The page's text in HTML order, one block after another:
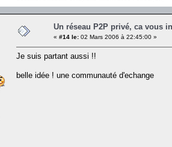
Un réseau P2P privé, ca vous
« #14 le: 02 Mars 2006 à 22:45:00 »
Je suis partant aussi !!
belle idée ! une communauté d'echange